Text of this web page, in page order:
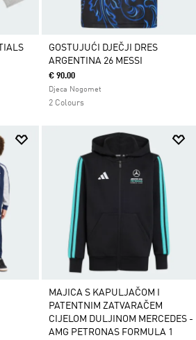
GOSTUJUĆI DJEČJI DRES
ARGENTINA 26 MESSI
€ 90.00
Djeca Nogomet
2 Colours
MAJICA S KAPULJAČOM I
PATENTNIM ZATVARAČEM
CIJELOM DULJINOM MERCEDES -
AMG PETRONAS FORMULA 1